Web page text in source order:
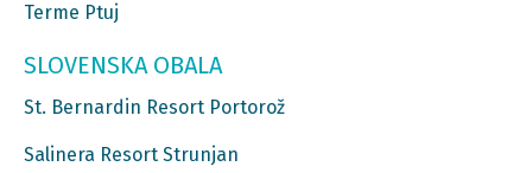
Terme Ptuj
SLOVENSKA OBALA
St. Bernardin Resort Portorož
Salinera Resort Strunjan